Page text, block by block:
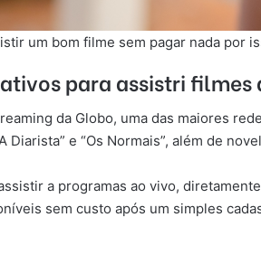
um bom filme sem pagar nada por
para assistri filmes
da Globo, uma das maiores
Diarista” e “Os Normais”, além de
a programas ao vivo,
sem custo após um simples